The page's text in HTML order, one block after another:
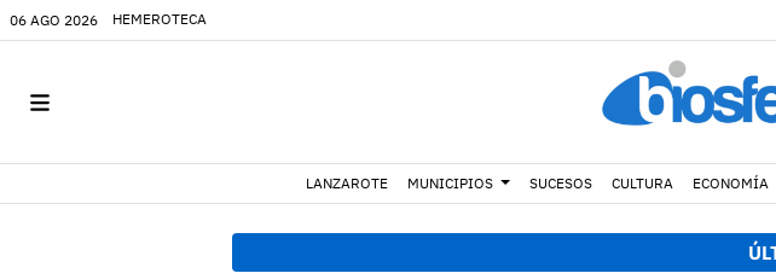
06 AGO 2026 HEMEROTECA
LANZAROTE MUNICIPIOS SUCESOS CULTURA ECONOMÍA
Tías invierte 1,3 M€ en